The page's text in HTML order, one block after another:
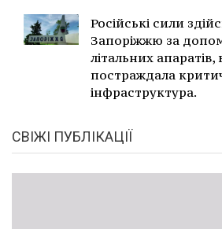
Російські сили
Запоріжжю за
літальних апаратів,
постраждала
інфраструктура.
СВІЖІ ПУБЛІКАЦІЇ